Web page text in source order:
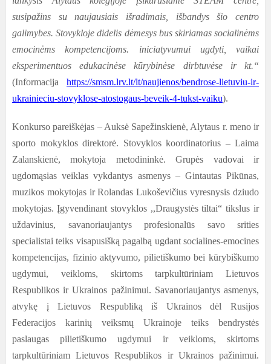
susipažins su naujausiais išradimais, išbandys šio centro
galimybes. Stovykloje didelis dėmesys bus skiriamas socialinėms
emocinėms kompetencijoms. iniciatyvumui ugdyti, vaikai
eksperimentuos edukacinėse kūrybinėse dirbtuvėse ir kt.“
(Informacija https://smsm.lrv.lt/lt/naujienos/bendrose-lietuviu-ir-
ukrainieciu-stovyklose-atostogaus-beveik-4-tukst-vaiku).
Konkurso pareiškėjas – Auksė Sapežinskienė, Alytaus r. meno ir
sporto mokyklos direktorė. Stovyklos koordinatorius – Laima
Zalanskienė, mokytoja metodininkė. Grupės vadovai ir
ugdomąsias veiklas vykdantys asmenys – Gintautas Pikūnas,
muzikos mokytojas ir Rolandas Lukoševičius vyresnysis dziudo
mokytojas. Įgyvendinant stovyklos ,,Draugystės tiltai“ tikslus ir
uždavinius, savanoriaujantys profesionalūs savo srities
specialistai teiks visapusišką pagalbą ugdant socialines-emocines
kompetencijas, fizinio aktyvumo, pilietiškumo bei kūrybiškumo
ugdymui, veikloms, skirtoms tarpkultūriniam Lietuvos
Respublikos ir Ukrainos pažinimui. Savanoriaujantys asmenys,
atvykę į Lietuvos Respubliką iš Ukrainos dėl Rusijos
Federacijos karinių veiksmų Ukrainoje teiks bendrystės
paslaugas pilietiškumo ugdymui ir veikloms, skirtoms
tarpkultūriniam Lietuvos Respublikos ir Ukrainos pažinimui.